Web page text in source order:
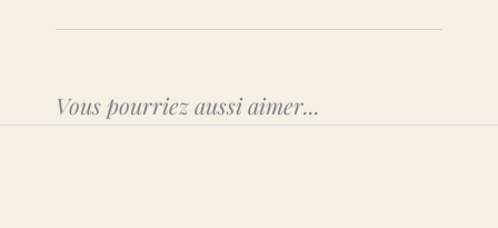
Vous pourriez aussi aimer...